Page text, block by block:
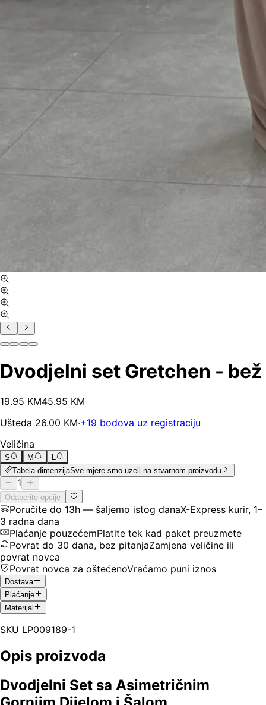
Dvodjelni set Gretchen - bež
19.95 KM45.95 KM
Ušteda 26.00 KM·+19 bodova uz registraciju
Veličina
S M
L
Tabela dimenzijaSve mjere smo uzeli na stvarnom proizvodu
1
Odaberite opcije
Poručite do 13h — šaljemo istog danaX-Express kurir, 1–
3 radna dana
Plaćanje pouzećemPlatite tek kad paket preuzmete
Povrat do 30 dana, bez pitanjaZamjena veličine ili
povrat novca
Povrat novca za oštećenoVraćamo puni iznos
Dostava
Plaćanje
Materijal
SKU LP009189-1
Opis proizvoda
Dvodjelni Set sa Asimetričnim